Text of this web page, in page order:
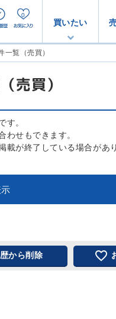
買いたい
0
一覧（売買）
売買）
す。
わせもできます。
が終了している場合があ
から削除 